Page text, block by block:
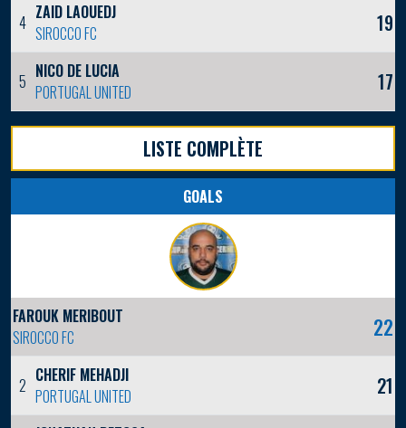
4 ZAID LAOUEDJ
SIROCCO FC
19
5 NICO DE LUCIA
PORTUGAL UNITED
17
LISTE COMPLÈTE
GOALS
FAROUK MERIBOUT
SIROCCO FC
22
2 CHERIF MEHADJI
PORTUGAL UNITED
21